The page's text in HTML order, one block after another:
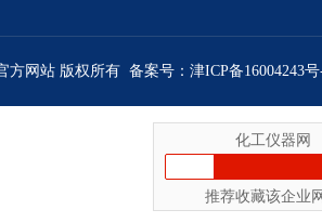
方网站 版权所有 备案号： 津ICP备16004243号
化工仪器网
推荐收藏该企业